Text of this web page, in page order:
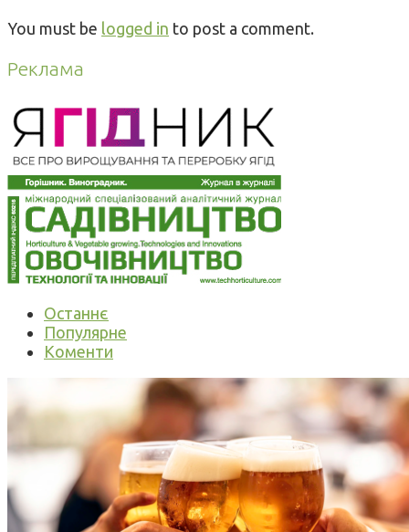
You must be logged in to post a comment.
Реклама
Останнє
Популярне
Коменти